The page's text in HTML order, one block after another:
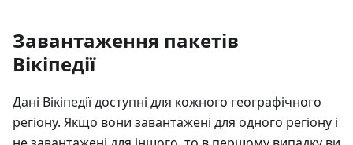
Завантаження пакетів
Вікіпедії
Дані Вікіпедії доступні для кожного географічного
регіону. Якщо вони завантажені для одного регіону і